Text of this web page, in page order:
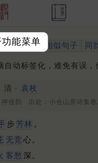
能菜单
处、引用 相似句子 同
自动标签化，难免有误，
清 · 袁枚
侵韵 出处：小仓山房诗集卷
步 芳林 。
无竞 心。
客愁 深。